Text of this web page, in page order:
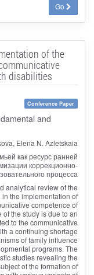
Go
of the
disabilities
Conference Paper
and
Elena N. Azletskaia
как ресурс ранней
коррекционно-
процесса
analytical review of the
the implementation of
competence of
the study is due to an
to the communicative
a continuing shortage
of family influence
programs. The
studies revealing the
of the formation of